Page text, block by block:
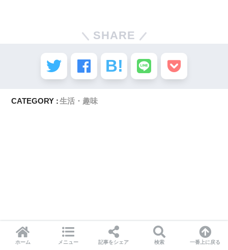
SHARE
ホーム メニュー 記事をシェア 検索 一番上に戻る